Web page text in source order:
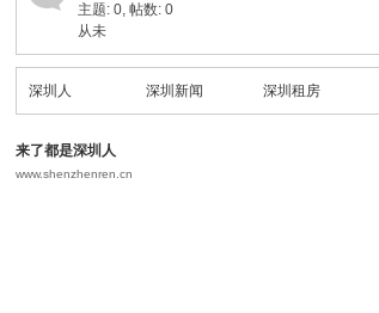
主题: 0,帖数: 0
从未
深圳人 深圳新闻 深圳租房
来了都是深圳人
www.shenzhenren.cn